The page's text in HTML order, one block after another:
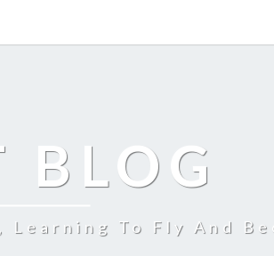
BLOG
Learning To Fly And